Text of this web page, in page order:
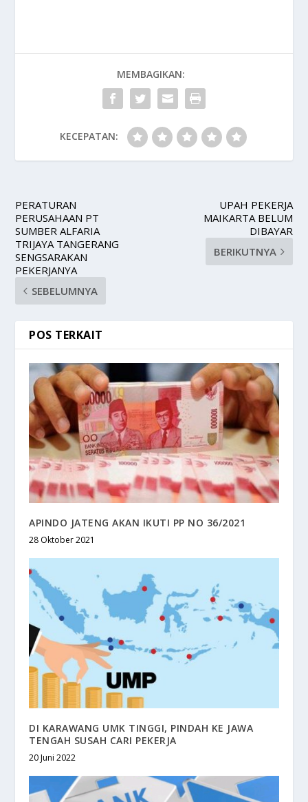
MEMBAGIKAN:
KECEPATAN:
PERATURAN
PERUSAHAAN PT
SUMBER ALFARIA
TRIJAYA TANGERANG
SENGSARAKAN
PEKERJANYA
SEBELUMNYA
UPAH PEKERJA
MAIKARTA BELUM
DIBAYAR
BERIKUTNYA
POS TERKAIT
APINDO JATENG AKAN IKUTI PP NO 36/2021
28 Oktober 2021
DI KARAWANG UMK TINGGI, PINDAH KE JAWA
TENGAH SUSAH CARI PEKERJA
20 Juni 2022